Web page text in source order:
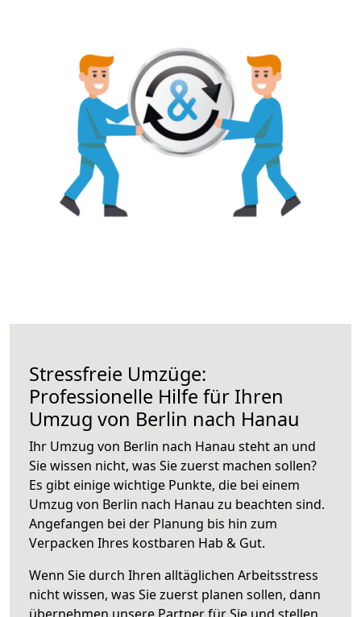
Stressfreie Umzüge:
Professionelle Hilfe für Ihren
Umzug von Berlin nach Hanau
Ihr Umzug von Berlin nach Hanau steht an und
Sie wissen nicht, was Sie zuerst machen sollen?
Es gibt einige wichtige Punkte, die bei einem
Umzug von Berlin nach Hanau zu beachten sind.
Angefangen bei der Planung bis hin zum
Verpacken Ihres kostbaren Hab & Gut.
Wenn Sie durch Ihren alltäglichen Arbeitsstress
nicht wissen, was Sie zuerst planen sollen, dann